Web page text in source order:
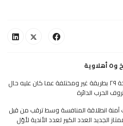
تنطلق بطولة الدوري الممتاز النسخة ٢٩ بطريقة غير ومختلفة عما كان عليه حال
الحرب الدائرة
وتشهد ٤ ولايات آمنة انطلاقة المنافسة وسط ترقب من قبل
الجديد العدد الكبير لعدد الأندية لأوّل